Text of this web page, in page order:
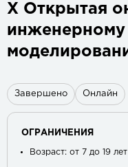
X Открытая
инженерному
Завершено Онлайн
ОГРАНИЧЕНИЯ
Возраст: от 7 до 19 лет